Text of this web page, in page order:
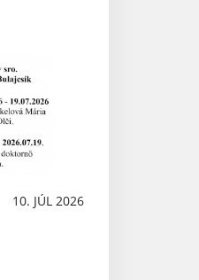
10. JÚL 2026